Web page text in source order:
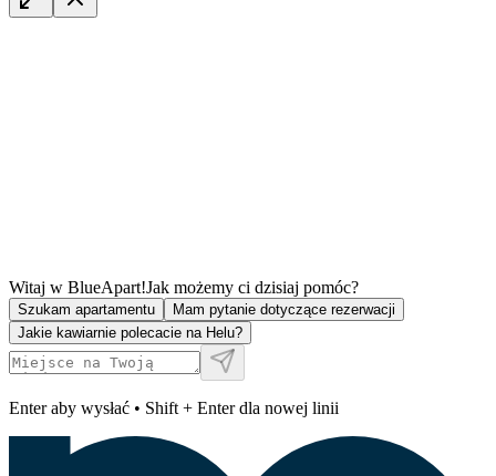
Witaj w BlueApart!Jak możemy ci dzisiaj pomóc?
Szukam apartamentu
Mam pytanie dotyczące rezerwacji
Jakie kawiarnie polecacie na Helu?
Enter aby wysłać • Shift + Enter dla nowej linii